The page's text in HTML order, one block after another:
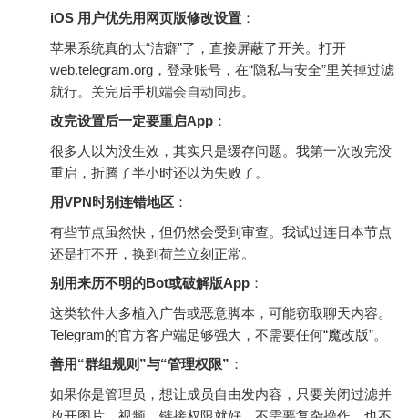
iOS 用户优先用网页版修改设置 ：
苹果系统真的太“洁癖”了，直接屏蔽了开关。打开
web.telegram.org，登录账号，在“隐私与安全”里关掉过滤
就行。关完后手机端会自动同步。
改完设置后一定要重启App ：
很多人以为没生效，其实只是缓存问题。我第一次改完没
重启，折腾了半小时还以为失败了。
用VPN时别连错地区 ：
有些节点虽然快，但仍然会受到审查。我试过连日本节点
还是打不开，换到荷兰立刻正常。
别用来历不明的Bot或破解版App ：
这类软件大多植入广告或恶意脚本，可能窃取聊天内容。
Telegram的官方客户端足够强大，不需要任何“魔改版”。
善用“群组规则”与“管理权限” ：
如果你是管理员，想让成员自由发内容，只要关闭过滤并